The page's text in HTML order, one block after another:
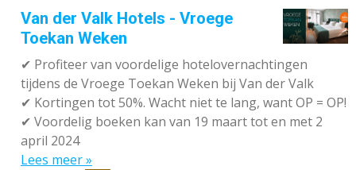
Van der Valk Hotels - Vroege
Toekan Weken
✔ Profiteer van voordelige hotelovernachtingen
tijdens de Vroege Toekan Weken bij Van der Valk
✔ Kortingen tot 50%. Wacht niet te lang, want OP = OP!
✔ Voordelig boeken kan van 19 maart tot en met 2
april 2024
Lees meer »